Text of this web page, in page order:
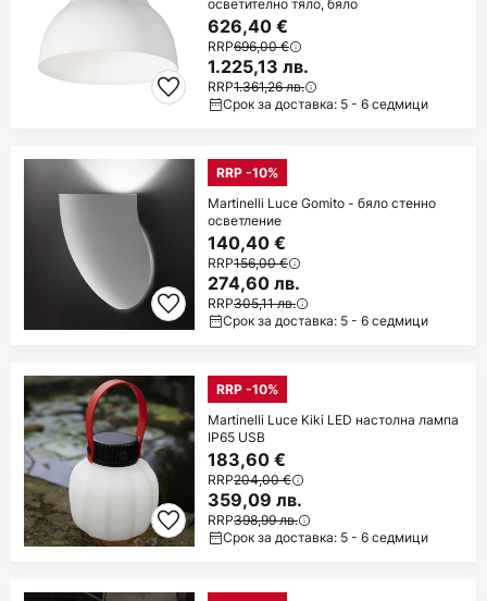
осветително тяло, бяло
626,40 €
RRP696,00 €
1.225,13 лв.
RRP1.361,26 лв.
Срок за доставка: 5 - 6 седмици
RRP -10%
Martinelli Luce Gomito - бяло стенно
осветление
140,40 €
RRP156,00 €
274,60 лв.
RRP305,11 лв.
Срок за доставка: 5 - 6 седмици
RRP -10%
Martinelli Luce Kiki LED настолна лампа
IP65 USB
183,60 €
RRP204,00 €
359,09 лв.
RRP398,99 лв.
Срок за доставка: 5 - 6 седмици